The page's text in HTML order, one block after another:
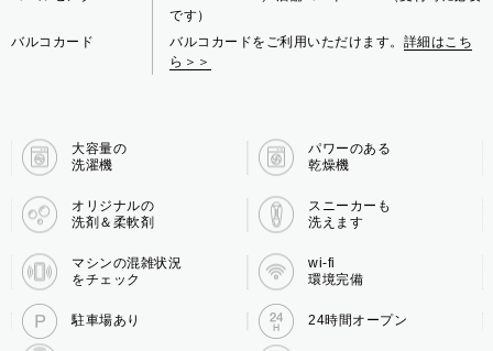
です）
バルコカード
バルコカードをご利用いただけます。 詳細はこち
ら＞＞
大容量の
洗濯機
パワーのある
乾燥機
オリジナルの
洗剤＆柔軟剤
スニーカーも
洗えます
マシンの混雑状況
をチェック
wi-fi
環境完備
駐車場あり 24時間オープン